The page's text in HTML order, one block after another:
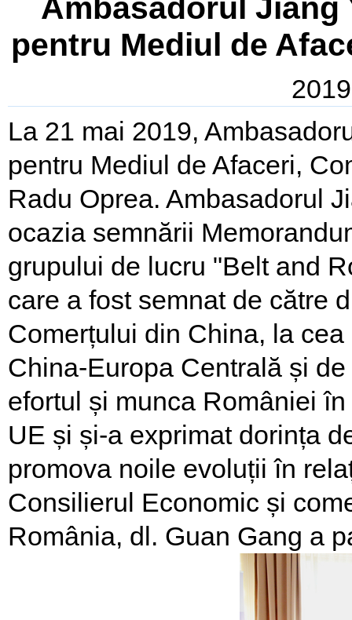
Ambasadorul
pentru Mediul de
La 21 mai 2019,
pentru Mediul de Afaceri,
Radu Oprea. Ambasadorul
ocazia semnării
grupului de lucru "Belt and
care a fost semnat de către
Comerțului din China, la
China-Europa Centrală și
efortul și munca României
UE și și-a exprimat dorința
promova noile evoluții în
Consilierul Economic și
România, dl. Guan Gang a